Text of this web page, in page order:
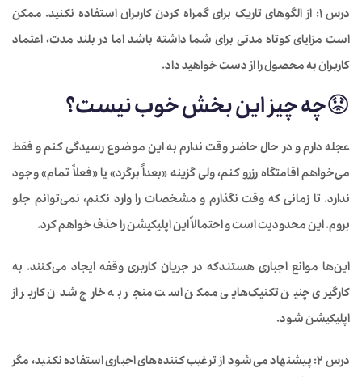
درس 1: از الگوهای تاریک برای گمراه کردن کاربران استفاده نکنید. ممکن
است مزایای کوتاه مدتی برای شما داشته باشد اما در بلند مدت، اعتماد
کاربران به محصول را از دست خواهید داد.
😟چه چیز این بخش خوب نیست؟
عجله دارم و در حال حاضر وقت ندارم به این موضوع رسیدگی کنم و فقط
می‌خواهم اقامتگاه رزرو کنم، ولی گزینه «بعداً برگرد» یا «فعلاً تمام» وجود
ندارد. تا زمانی که وقت نگذارم و مشخصات را وارد نکنم، نمی‌توانم جلو
بروم. این محدودیت است و احتمالاً این اپلیکیشن را حذف خواهم کرد.
این‌ها موانع اجباری هستندکه در جریان کاربری وقفه ایجاد می‌کنند. به
کارگیری چنین تکنیک‌هایی ممکن است منجر به خارج شدن کاربر از
اپلیکیشن شود.
درس 2:
پیشنهاد می‌شود از ترغیب کننده‌های اجباری استفاده نکنید، مگر